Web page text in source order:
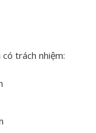
trách nhiệm: